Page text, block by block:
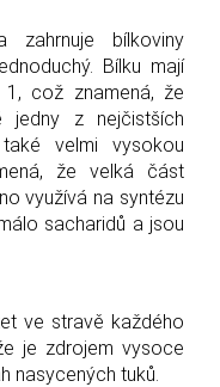
zahrnuje bílkoviny
Bílku mají
což znamená, že
jedny z nejčistších
velmi vysokou
že velká část
využívá na syntézu
sacharidů a jsou
ve stravě každého
je zdrojem vysoce
nasycených tuků.